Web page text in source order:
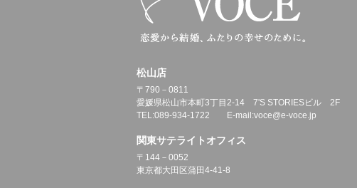
松山店
〒790－0811
愛媛県松山市本町3丁目2-14 7'S STORIESビル 2F
TEL:089-934-1722 E-mail:voce@e-voce.jp
関東サテライトオフィス
〒144－0052
東京都大田区蒲田4-41-8